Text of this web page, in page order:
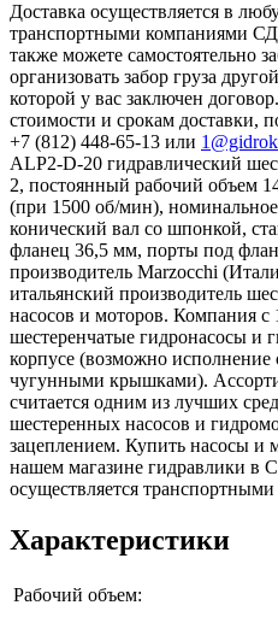
Доставка осуществляется в
транспортными компаниями
также можете самостоятельно
организовать забор груза
которой у вас заключен
стоимости и срокам доставки,
+7 (812) 448-65-13 или
ALP2-D-20 гидравлический
2, постоянный рабочий объем
(при 1500 об/мин),
конический вал со шпонкой,
фланец 36,5 мм, порты под
производитель Marzocchi
итальянский производитель
насосов и моторов. Компания с
шестеренчатые гидронасосы
корпусе (возможно
чугунными крышками).
считается одним из лучших
шестеренных насосов и
зацеплением. Купить насосы и
нашем магазине гидравлики в
осуществляется
Характеристики
Рабочий объем: